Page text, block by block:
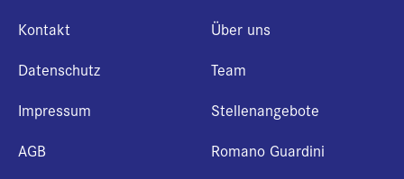
Kontakt
Datenschutz
Impressum
AGB
Über uns
Team
Stellenangebote
Romano Guardini